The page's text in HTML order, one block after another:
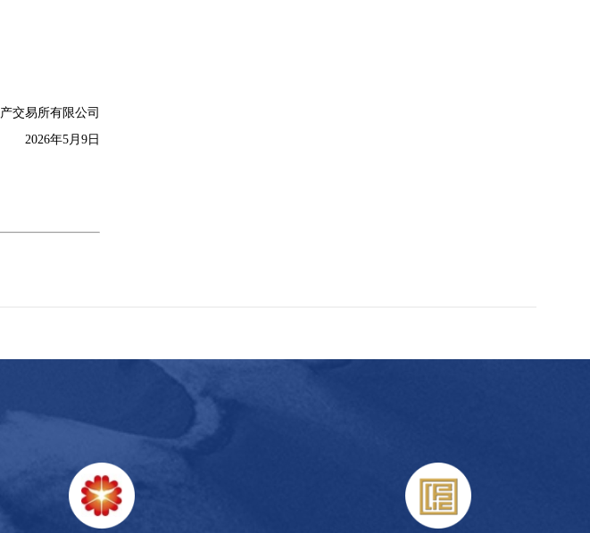
交易所有限公司
2026年5月9日